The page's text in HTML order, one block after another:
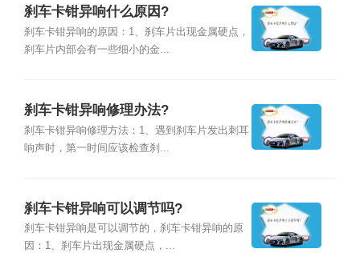
刹车卡钳异响什么原因?
刹车卡钳异响的原因：1、刹车片出现金属硬点，
刹车片内部会有一些细小的金...
刹车卡钳异响修理办法?
刹车卡钳异响修理方法：1、遇到刹车片发出刺耳
响声时，第一时间应该检查刹...
刹车卡钳异响可以调节吗?
刹车卡钳异响是可以调节的，刹车卡钳异响的原
因：1、刹车片出现金属硬点，...